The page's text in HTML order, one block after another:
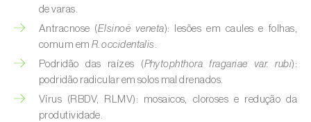
Carambola (
Carpino-europeu (Carpinus betulus
Carvalhos ( Quercus spp. e Fagus spp.
Castanheiro (Castanea sativa)
de varas.
Antracnose (Elsinoë veneta): lesões em caules e folhas,
comum emR. occidentalis .
Podridão das raízes (Phytophthora fragariae var. rubi):
podridão radicular em solos mal drenados.
Vírus (RBDV, RLMV): mosaicos, cloroses e redução da
produtividade.